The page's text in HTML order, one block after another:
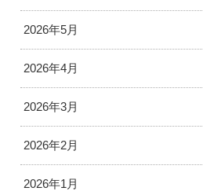
2026年5月
2026年4月
2026年3月
2026年2月
2026年1月